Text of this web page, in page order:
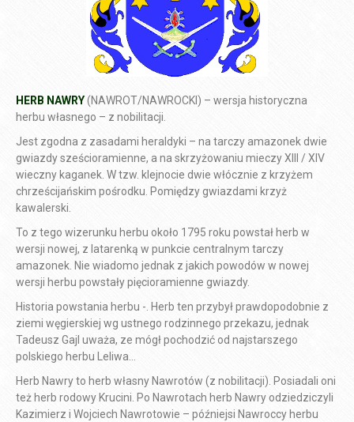
HERB NAWRY(NAWROT/NAWROCKI) – wersja historyczna
herbu własnego – z nobilitacji.
Jest zgodna z zasadami heraldyki – na tarczy amazonek dwie
gwiazdy sześcioramienne, a na skrzyżowaniu mieczy XIII / XIV
wieczny kaganek. W tzw. klejnocie dwie włócznie z krzyżem
chrześcijańskim pośrodku. Pomiędzy gwiazdami krzyż
kawalerski.
To z tego wizerunku herbu około 1795 roku powstał herb w
wersji nowej, z latarenką w punkcie centralnym tarczy
amazonek. Nie wiadomo jednak z jakich powodów w nowej
wersji herbu powstały pięcioramienne gwiazdy.
Historia powstania herbu -. Herb ten przybył prawdopodobnie z
ziemi węgierskiej wg ustnego rodzinnego przekazu, jednak
Tadeusz Gajl uważa, ze mógł pochodzić od najstarszego
polskiego herbu Leliwa…
Herb Nawry to herb własny Nawrotów (z nobilitacji). Posiadali oni
też herb rodowy Krucini. Po Nawrotach herb Nawry odziedziczyli
Kazimierz i Wojciech Nawrotowie – późniejsi Nawroccy herbu